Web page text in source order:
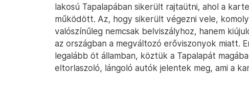
lakosú Tapalapában sikerült rajtaütni, ahol a
működött. Az, hogy sikerült végezni vele,
valószínűleg nemcsak belviszályhoz, hanem
az országban a megváltozó erőviszonyok miatt.
legalább öt államban, köztük a Tapalapát
eltorlaszoló, lángoló autók jelentek meg, ami a